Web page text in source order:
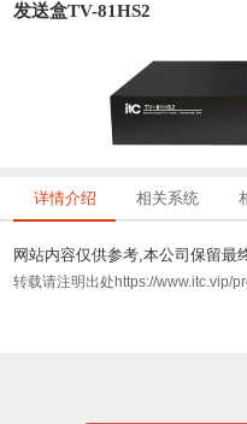
发送盒TV-81HS2
详情介绍 相关系统
网站内容仅供参考,本公司保留最
转载请注明出处https://www.itc.vip/